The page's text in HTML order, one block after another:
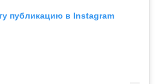
публикацию в Instagram